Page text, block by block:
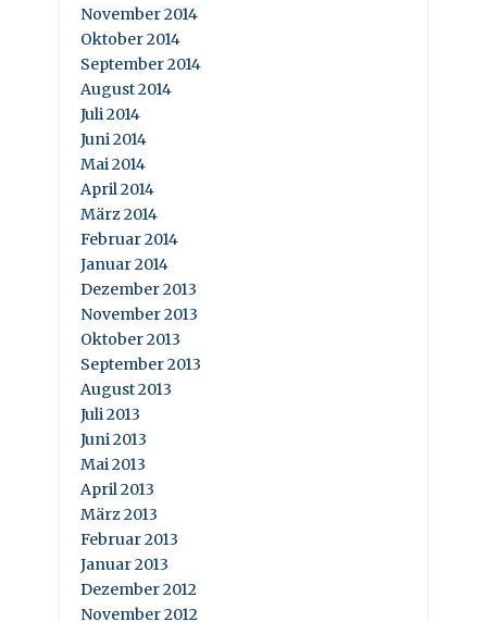
November 2014
Oktober 2014
September 2014
August 2014
Juli 2014
Juni 2014
Mai 2014
April 2014
März 2014
Februar 2014
Januar 2014
Dezember 2013
November 2013
Oktober 2013
September 2013
August 2013
Juli 2013
Juni 2013
Mai 2013
April 2013
März 2013
Februar 2013
Januar 2013
Dezember 2012
November 2012